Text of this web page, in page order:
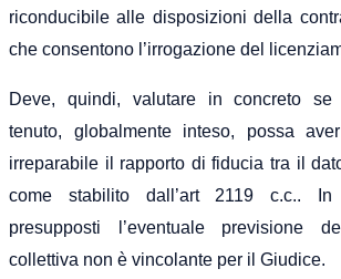
riconducibile alle disposizioni della
che consentono l’irrogazione del
Deve, quindi, valutare in concreto se
tenuto, globalmente inteso, possa
irreparabile il rapporto di fiducia tra il
come stabilito dall’art 2119 c.c..
presupposti l’eventuale previsione
collettiva non è vincolante per il Giudice.